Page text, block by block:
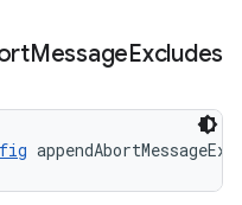
MessageExcludes